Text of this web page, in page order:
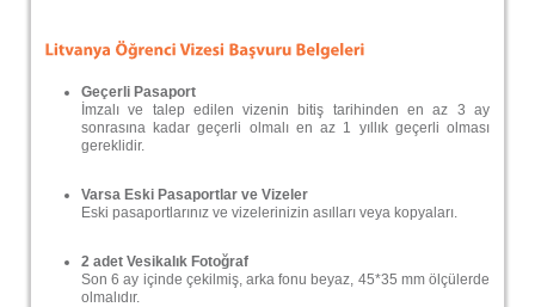
Geçerli Pasaport
İmzalı ve talep edilen vizenin bitiş tarihinden en az 3 ay
sonrasına kadar geçerli olmalı en az 1 yıllık geçerli olması
gereklidir.
Varsa Eski Pasaportlar ve Vizeler
Eski pasaportlarınız ve vizelerinizin asılları veya kopyaları.
2 adet Vesikalık Fotoğraf
Son 6 ay içinde çekilmiş, arka fonu beyaz, 45*35 mm ölçülerde
olmalıdır.